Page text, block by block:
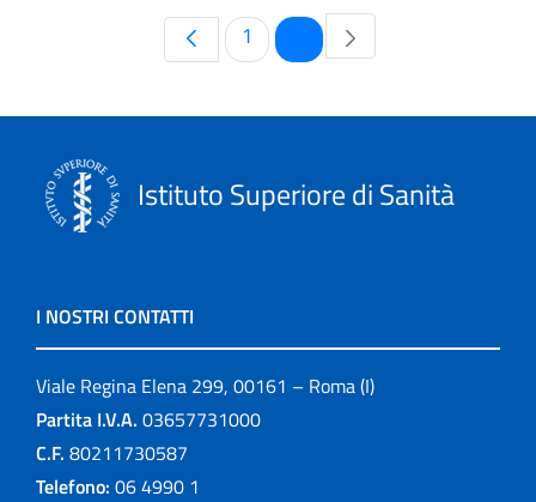
Pagina
1 Pagina
Istituto Superiore di Sanità
I NOSTRI CONTATTI
Viale Regina Elena 299, 00161 – Roma (I)
Partita I.V.A. 03657731000
C.F. 80211730587
Telefono: 06 4990 1